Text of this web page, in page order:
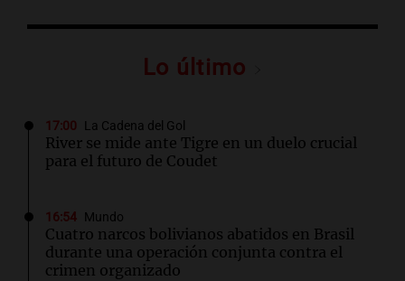
Lo último
17:00 La Cadena del Gol
River se mide ante Tigre en un duelo crucial
para el futuro de Coudet
16:54 Mundo
Cuatro narcos bolivianos abatidos en Brasil
durante una operación conjunta contra el
crimen organizado